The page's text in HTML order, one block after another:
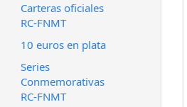
Carteras oficiales
RC-FNMT
10 euros en plata
Series
Conmemorativas
RC-FNMT